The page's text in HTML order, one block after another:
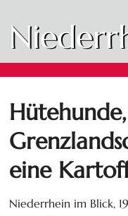
Hütehunde,
eine
Niederrhein im Blick,